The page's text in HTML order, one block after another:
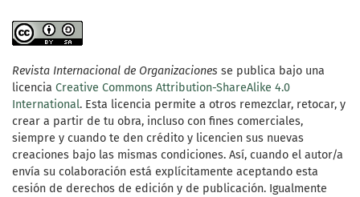
Revista Internacional de Organizaciones se publica bajo una
licencia Creative Commons Attribution-ShareAlike 4.0
International. Esta licencia permite a otros remezclar, retocar, y
crear a partir de tu obra, incluso con fines comerciales,
siempre y cuando te den crédito y licencien sus nuevas
creaciones bajo las mismas condiciones. Así, cuando el autor/a
envía su colaboración está explícitamente aceptando esta
cesión de derechos de edición y de publicación. Igualmente